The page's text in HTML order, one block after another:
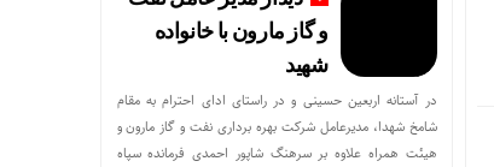
و گاز مارون با خانواده
شهید
در آستانه اربعین حسینی و در راستای ادای احترام به مقام
شامخ شهدا، مدیرعامل شرکت بهره برداری نفت و گاز مارون و
هیئت همراه علاوه بر سرهنگ شاپور احمدی فرمانده سپاه